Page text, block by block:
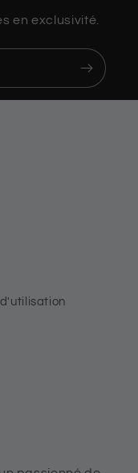
en exclusivité.